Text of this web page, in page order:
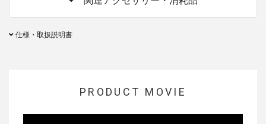
仕様・取扱説明書
PRODUCT MOVIE